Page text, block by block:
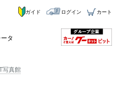
タ
ガイド ログイン カート
写真館